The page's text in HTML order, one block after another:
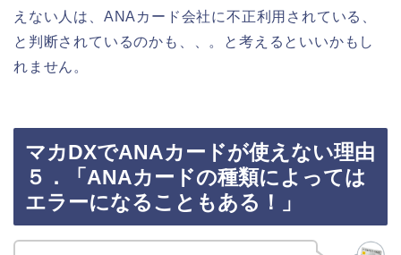
えない人は、ANAカード会社に不正利用されている、
と判断されているのかも、、。と考えるといいかもし
れません。
マカDXでANAカードが使えない理由
５．「ANAカードの種類によっては
エラーになることもある！」